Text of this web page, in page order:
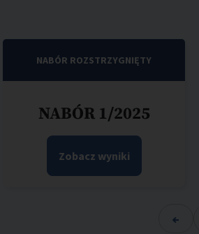
NABÓR ROZSTRZYGNIĘTY
NABÓR 1/2025
Zobacz wyniki